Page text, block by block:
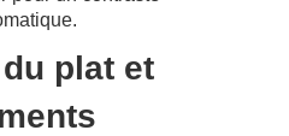
plat et